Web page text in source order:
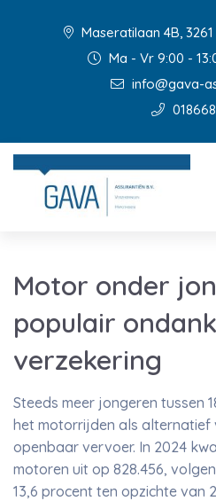
Maseratilaan 4B,
Ma - Vr 9:00 -
info@gava-
Motor onder
populair
verzekering
Steeds meer jongeren tussen
het motorrijden als alternatief
openbaar vervoer. In 2024
motoren uit op 828.456,
13,6 procent ten opzichte van